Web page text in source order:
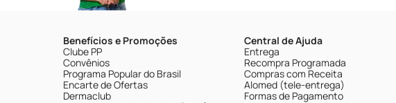
Benefícios e Promoções
Clube PP
Convênios
Programa Popular do Brasil
Encarte de Ofertas
Dermaclub
Central de Ajuda
Entrega
Recompra Programada
Compras com Receita
Alomed (tele-entrega)
Formas de Pagamento